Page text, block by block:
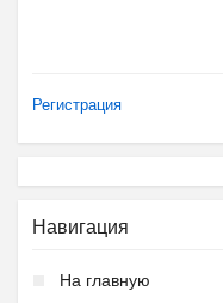
Регистрация
Навигация
На главную